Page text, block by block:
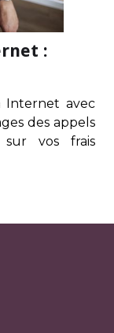
:
Internet avec
des appels
sur vos frais